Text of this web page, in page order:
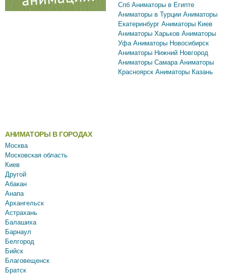
АНИМАТОРЫ В ГОРОДАХ
Москва
Московская область
Киев
Другой
Абакан
Анапа
Архангельск
Астрахань
Балашиха
Барнаул
Белгород
Бийск
Благовещенск
Братск
Спб Аниматоры в Египте
Аниматоры в Турции Аниматоры
Екатеринбург Аниматоры Киев
Аниматоры Харьков Аниматоры
Уфа Аниматоры Новосибирск
Аниматоры Нижний Новгород
Аниматоры Самара Аниматоры
Красноярск Аниматоры Казань